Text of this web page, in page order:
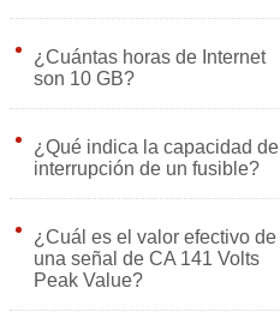
¿Cuántas horas de Internet
son 10 GB?
¿Qué indica la capacidad de
interrupción de un fusible?
¿Cuál es el valor efectivo de
una señal de CA 141 Volts
Peak Value?